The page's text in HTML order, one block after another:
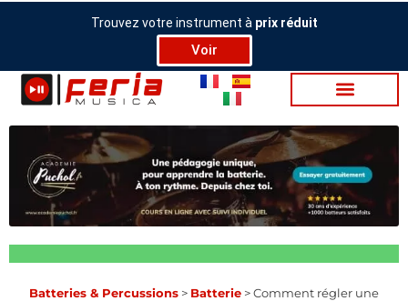
Aller
Trouvez votre instrument à prix réduit
Voir
Bat­te­ries & Per­cus­sions > Batterie > Comment régler une